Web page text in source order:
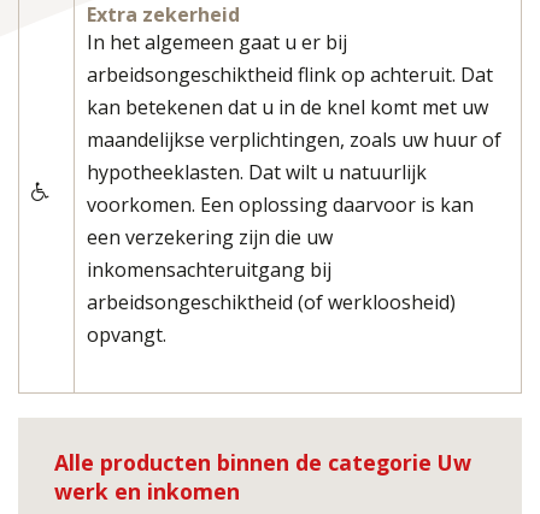
Extra zekerheid
In het algemeen gaat u er bij
arbeidsongeschiktheid flink op achteruit. Dat
kan betekenen dat u in de knel komt met uw
maandelijkse verplichtingen, zoals uw huur of
hypotheeklasten. Dat wilt u natuurlijk
voorkomen. Een oplossing daarvoor is kan
een verzekering zijn die uw
inkomensachteruitgang bij
arbeidsongeschiktheid (of werkloosheid)
opvangt.
Alle producten binnen de categorie Uw
werk en inkomen